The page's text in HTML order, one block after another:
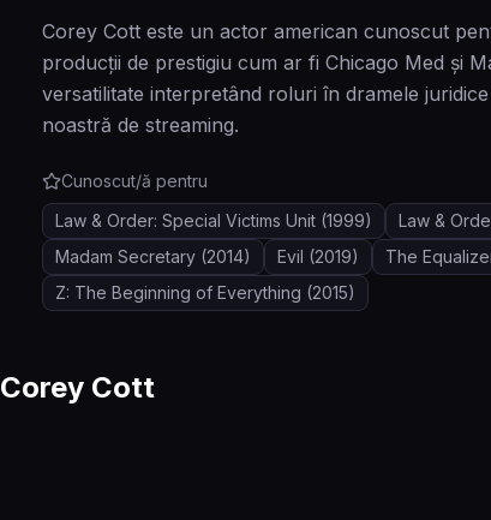
Corey Cott este un actor american cunoscut
producții de prestigiu cum ar fi Chicago Med și
versatilitate interpretând roluri în dramele
noastră de streaming.
Cunoscut/ă pentru
Law & Order: Special Victims Unit (1999) Law &
Madam Secretary (2014) Evil (2019) The
Z: The Beginning of Everything (2015)
Corey Cott